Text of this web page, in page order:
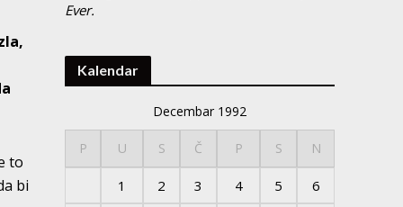
to
bi
Ever.
Kalendar
Decembar 1992
P U S Č P S N
1 2 3 4 5 6